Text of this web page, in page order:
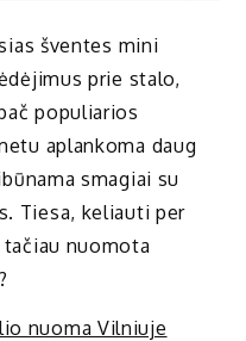
šventes mini
prie stalo,
populiarios
aplankoma daug
smagiai su
Tiesa, keliauti per
nuomota
nuoma Vilniuje